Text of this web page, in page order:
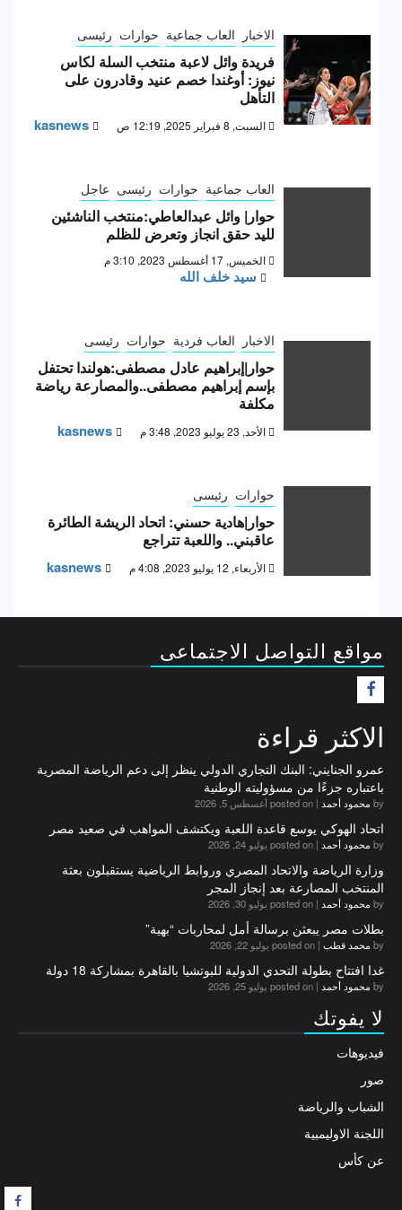
الاخبار العاب جماعية حوارات رئيسى
فريدة وائل لاعبة منتخب السلة لكاس
نيوز: أوغندا خصم عنيد وقادرون على
التأهل
السبت, 8 فبراير 2025, 12:19 ص kasnews
العاب جماعية حوارات رئيسى عاجل
حوار| وائل عبدالعاطي:منتخب الناشئين
لليد حقق انجاز وتعرض للظلم
الخميس, 17 أغسطس 2023, 3:10 م
سيد خلف الله
الاخبار العاب فردية حوارات رئيسى
حوار|إبراهيم عادل مصطفى:هولندا تحتفل
بإسم إبراهيم مصطفى..والمصارعة رياضة
مكلفة
الأحد, 23 يوليو 2023, 3:48 م kasnews
حوارات رئيسى
حوار|هادية حسني: اتحاد الريشة الطائرة
عاقبني.. واللعبة تتراجع
الأربعاء, 12 يوليو 2023, 4:08 م kasnews
مواقع التواصل الاجتماعى
الاكثر قراءة
عمرو الجنايني: البنك التجاري الدولي ينظر إلى دعم الرياضة المصرية
باعتباره جزءًا من مسؤوليته الوطنية
by محمود أحمد | posted on أغسطس 5, 2026
اتحاد الهوكي يوسع قاعدة اللعبة ويكتشف المواهب في صعيد مصر
by محمود أحمد | posted on يوليو 24, 2026
وزارة الرياضة والاتحاد المصري وروابط الرياضية يستقبلون بعثة
المنتخب المصارعة بعد إنجاز المجر
by محمود أحمد | posted on يوليو 30, 2026
بطلات مصر يبعثن برسالة أمل لمحاربات “بهية”
by محمد قطب | posted on يوليو 22, 2026
غدا افتتاح بطولة التحدي الدولية للبوتشيا بالقاهرة بمشاركة 18 دولة
by محمود أحمد | posted on يوليو 25, 2026
لا يفوتك
فيديوهات
صور
الشباب والرياضة
اللجنة الاوليمبية
عن كأس
F